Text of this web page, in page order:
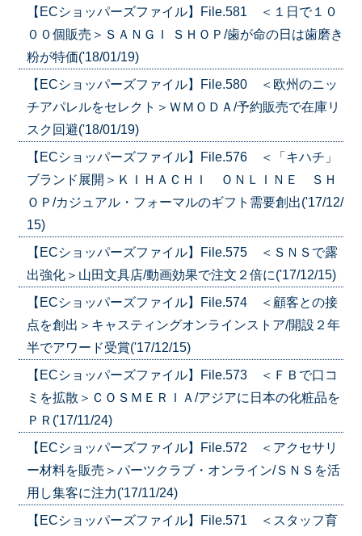
【ECショッパーズファイル】File.581 ＜１日で１０
００個販売＞ＳＡＮＧＩ ＳＨＯＰ/歯が命の日は歯磨き
粉が特価('18/01/19)
【ECショッパーズファイル】File.580 ＜欧州のニッ
チアパレルをセレクト＞ＷＭＯＤＡ/予約販売で在庫リ
スク回避('18/01/19)
【ECショッパーズファイル】File.576 ＜「キハチ」
ブランド展開＞ＫＩＨＡＣＨＩ ＯＮＬＩＮＥ ＳＨ
ＯＰ/カジュアル・フォーマルのギフト需要創出('17/12/
15)
【ECショッパーズファイル】File.575 ＜ＳＮＳで露
出強化＞山田文具店/動画効果で注文２倍に('17/12/15)
【ECショッパーズファイル】File.574 ＜顧客との接
点を創出＞キャスティングオンラインストア/開設２年
半でアワード受賞('17/12/15)
【ECショッパーズファイル】File.573 ＜ＦＢで口コ
ミを拡散＞ＣＯＳＭＥＲＩＡ/アジアに日本の化粧品を
ＰＲ('17/11/24)
【ECショッパーズファイル】File.572 ＜アクセサリ
ー材料を販売＞パーツクラブ・オンライン/ＳＮＳを活
用し集客に注力('17/11/24)
【ECショッパーズファイル】File.571 ＜スタッフ育